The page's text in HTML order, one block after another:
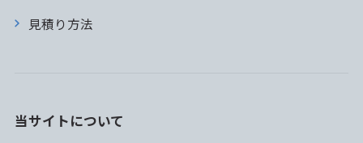
見積り方法
当サイトについて